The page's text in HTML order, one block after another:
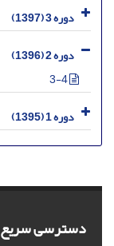
دوره 3 (1397)
دوره 2 (1396)
دوره 1 (1395)
دسترسی سریع